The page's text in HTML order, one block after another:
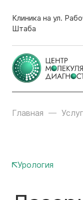
Клиника на ул.
Штаба
Главная
Урология